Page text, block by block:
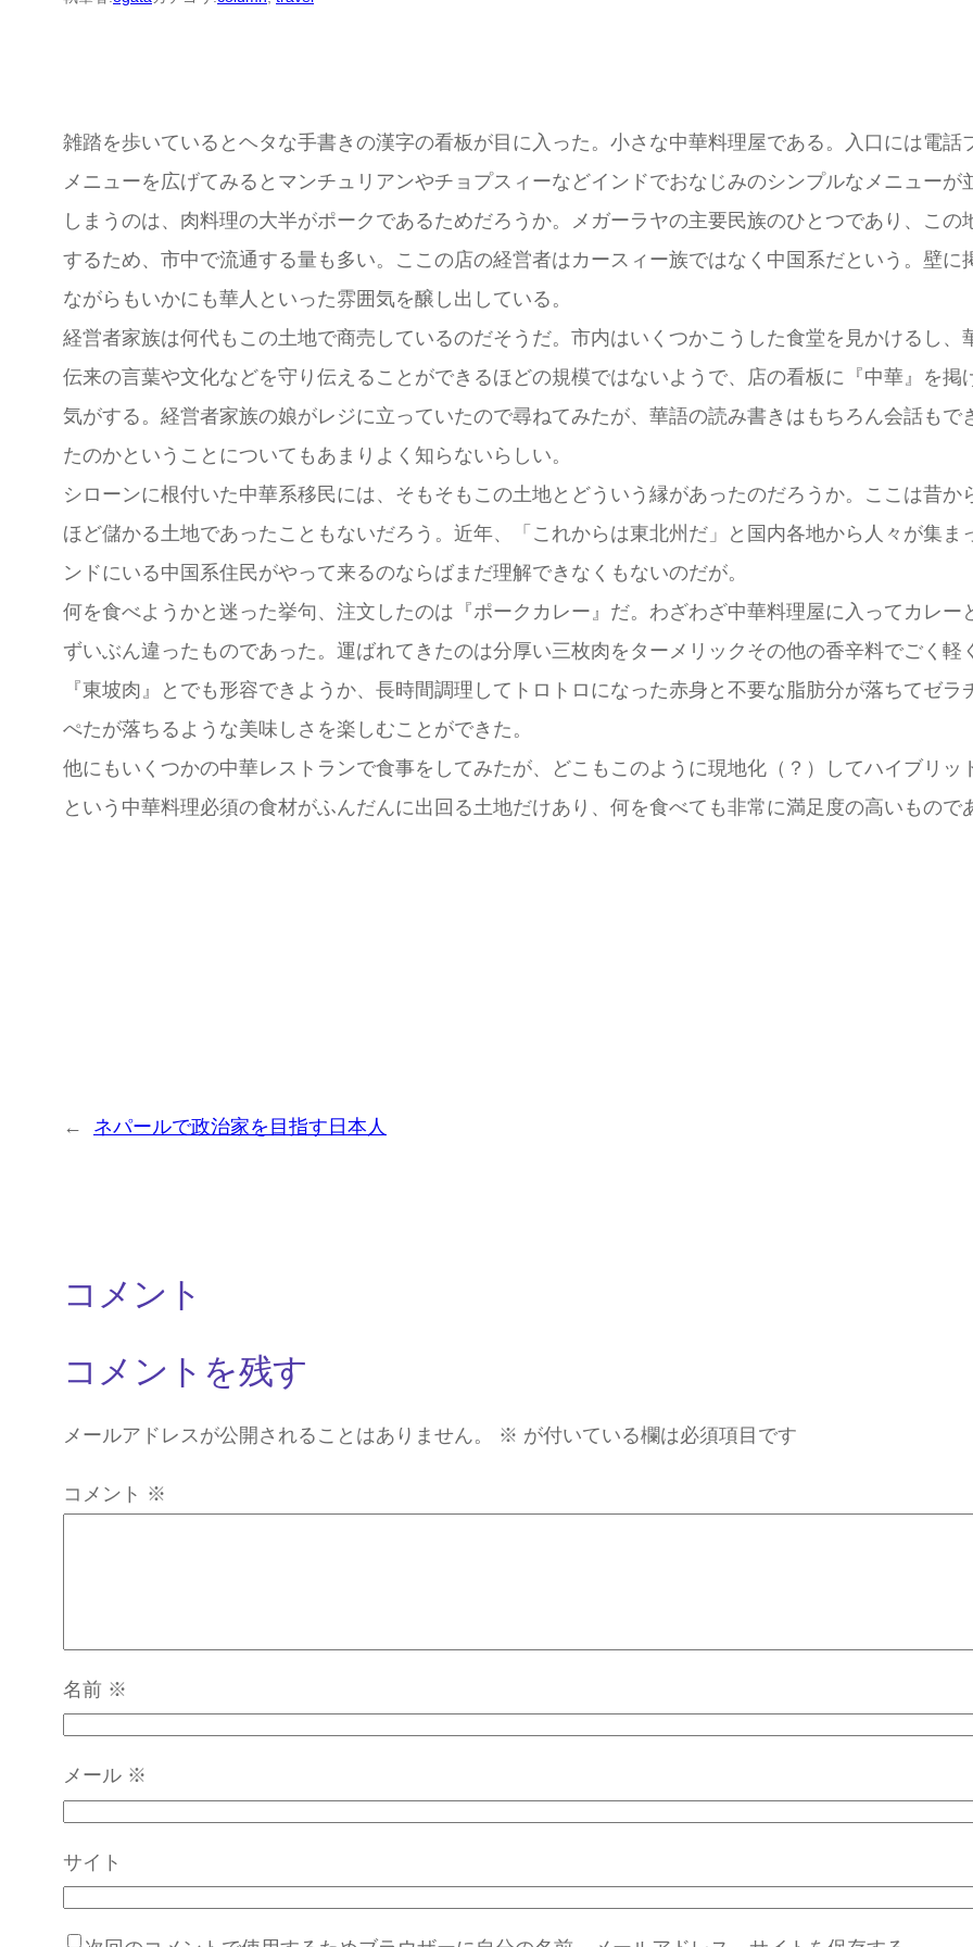
雑踏を歩いているとヘタな手書きの漢字の看板が目に入った。小さな中華料理屋である。入口には電話
メニューを広げてみるとマンチュリアンやチョプスィーなどインドでおなじみのシンプルなメニュー
しまうのは、肉料理の大半がポークであるためだろうか。メガーラヤの主要民族のひとつであり、こ
するため、市中で流通する量も多い。ここの店の経営者はカースィー族ではなく中国系だという。壁
ながらもいかにも華人といった雰囲気を醸し出している。
経営者家族は何代もこの土地で商売しているのだそうだ。市内はいくつかこうした食堂を見かけるし
伝来の言葉や文化などを守り伝えることができるほどの規模ではないようで、店の看板に『中華』を
気がする。経営者家族の娘がレジに立っていたので尋ねてみたが、華語の読み書きはもちろん会話も
たのかということについてもあまりよく知らないらしい。
シローンに根付いた中華系移民には、そもそもこの土地とどういう縁があったのだろうか。ここは昔
ほど儲かる土地であったこともないだろう。近年、「これからは東北州だ」と国内各地から人々が集
ンドにいる中国系住民がやって来るのならばまだ理解できなくもないのだが。
何を食べようかと迷った挙句、注文したのは『ポークカレー』だ。わざわざ中華料理屋に入ってカレ
ずいぶん違ったものであった。運ばれてきたのは分厚い三枚肉をターメリックその他の香辛料でごく
『東坡肉』とでも形容できようか、長時間調理してトロトロになった赤身と不要な脂肪分が落ちてゼ
ぺたが落ちるような美味しさを楽しむことができた。
他にもいくつかの中華レストランで食事をしてみたが、どこもこのように現地化（？）してハイブリ
という中華料理必須の食材がふんだんに出回る土地だけあり、何を食べても非常に満足度の高いもので
← ネパールで政治家を目指す日本人
コメント
コメントを残す
メールアドレスが公開されることはありません。 ※ が付いている欄は必須項目です
コメント ※
名前 ※
メール ※
サイト